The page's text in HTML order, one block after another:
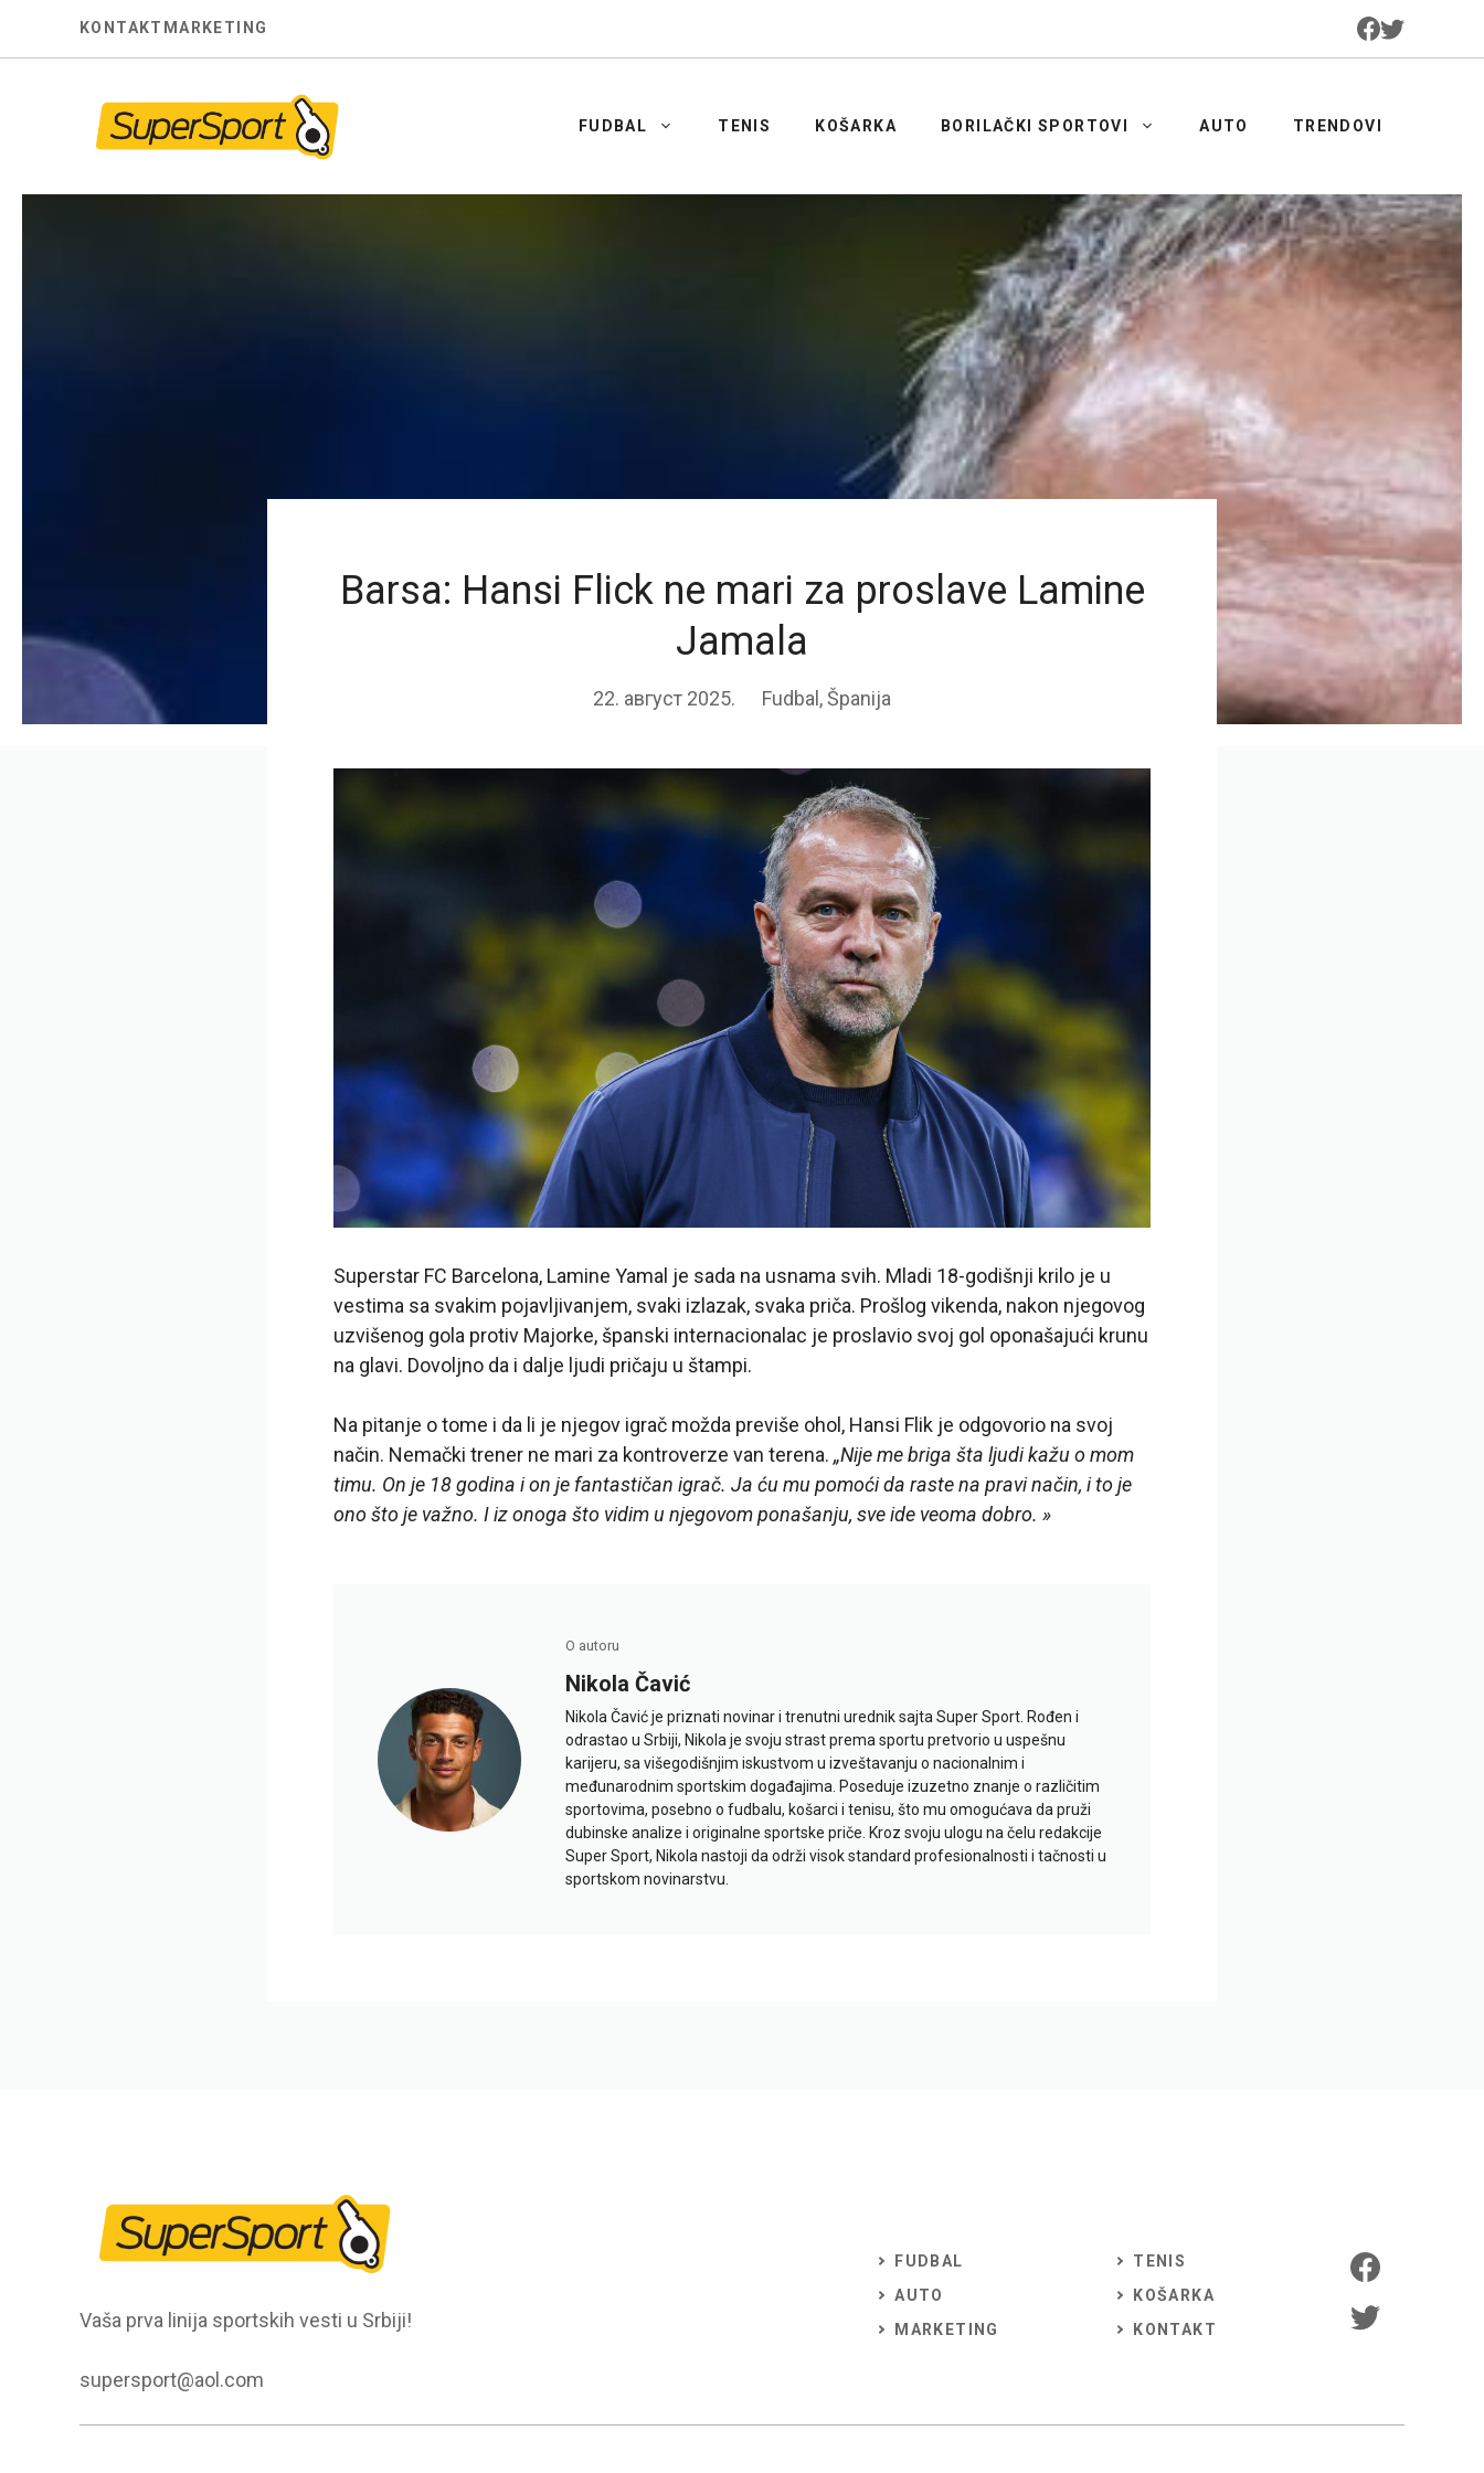
KONTAKT MARKETING
FUDBAL TENIS KOŠARKA BORILAČKI SPORTOVI AUTO TRENDOVI
Barsa: Hansi Flick ne mari za proslave Lamine
Jamala
22. август 2025. Fudbal ,Španija
Superstar FC Barcelona, Lamine Yamal je sada na usnama svih. Mladi 18-godišnji krilo je u
vestima sa svakim pojavljivanjem, svaki izlazak, svaka priča. Prošlog vikenda, nakon njegovog
uzvišenog gola protiv Majorke, španski internacionalac je proslavio svoj gol oponašajući krunu
na glavi. Dovoljno da i dalje ljudi pričaju u štampi.
Na pitanje o tome i da li je njegov igrač možda previše ohol, Hansi Flik je odgovorio na svoj
način. Nemački trener ne mari za kontroverze van terena. „Nije me briga šta ljudi kažu o mom
timu. On je 18 godina i on je fantastičan igrač. Ja ću mu pomoći da raste na pravi način, i to je
ono što je važno. I iz onoga što vidim u njegovom ponašanju, sve ide veoma dobro. »
O autoru
Nikola Čavić
Nikola Čavić je priznati novinar i trenutni urednik sajta Super Sport. Rođen i
odrastao u Srbiji, Nikola je svoju strast prema sportu pretvorio u uspešnu
karijeru, sa višegodišnjim iskustvom u izveštavanju o nacionalnim i
međunarodnim sportskim događajima. Poseduje izuzetno znanje o različitim
sportovima, posebno o fudbalu, košarci i tenisu, što mu omogućava da pruži
dubinske analize i originalne sportske priče. Kroz svoju ulogu na čelu redakcije
Super Sport, Nikola nastoji da održi visok standard profesionalnosti i tačnosti u
sportskom novinarstvu.
Vaša prva linija sportskih vesti u Srbiji!
supersport@aol.com
FUDBAL
AUTO
MARKETING
TENIS
KOŠARKA
KONTAKT